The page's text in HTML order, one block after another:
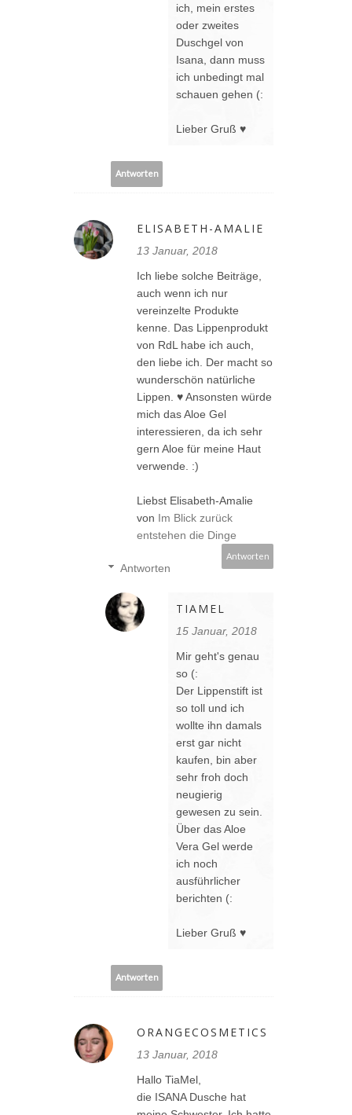
ich, mein erstes
oder zweites
Duschgel von
Isana, dann muss
ich unbedingt mal
schauen gehen (:
Lieber Gruß ♥
Antworten
ELISABETH-AMALIE
13 Januar, 2018
Ich liebe solche Beiträge,
auch wenn ich nur
vereinzelte Produkte
kenne. Das Lippenprodukt
von RdL habe ich auch,
den liebe ich. Der macht so
wunderschön natürliche
Lippen. ♥ Ansonsten würde
mich das Aloe Gel
interessieren, da ich sehr
gern Aloe für meine Haut
verwende. :)
Liebst Elisabeth-Amalie
von Im Blick zurück
entstehen die Dinge
Antworten
Antworten
TIAMEL
15 Januar, 2018
Mir geht's genau
so (:
Der Lippenstift ist
so toll und ich
wollte ihn damals
erst gar nicht
kaufen, bin aber
sehr froh doch
neugierig
gewesen zu sein.
Über das Aloe
Vera Gel werde
ich noch
ausführlicher
berichten (:
Lieber Gruß ♥
Antworten
ORANGECOSMETICS
13 Januar, 2018
Hallo TiaMel,
die ISANA Dusche hat